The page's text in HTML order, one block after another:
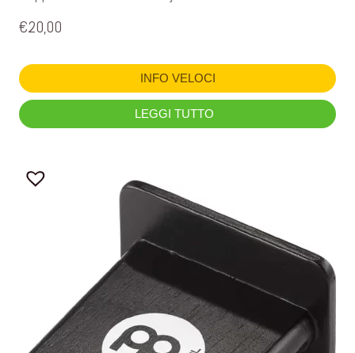
€20,00
INFO VELOCI
LEGGI TUTTO